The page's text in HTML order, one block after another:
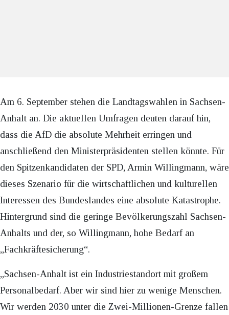
Am 6. September stehen die Landtagswahlen in Sachsen-
Anhalt an. Die aktuellen Umfragen deuten darauf hin,
dass die AfD die absolute Mehrheit erringen und
anschließend den Ministerpräsidenten stellen könnte. Für
den Spitzenkandidaten der SPD, Armin Willingmann, wäre
dieses Szenario für die wirtschaftlichen und kulturellen
Interessen des Bundeslandes eine absolute Katastrophe.
Hintergrund sind die geringe Bevölkerungszahl Sachsen-
Anhalts und der, so Willingmann, hohe Bedarf an
„Fachkräftesicherung“.
„Sachsen-Anhalt ist ein Industriestandort mit großem
Personalbedarf. Aber wir sind hier zu wenige Menschen.
Wir werden 2030 unter die Zwei-Millionen-Grenze fallen